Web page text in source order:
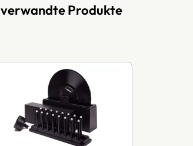
verwandte Produkte